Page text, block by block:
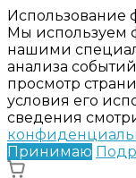
Использование
Мы используем
нашими
анализа
просмотр
условия его
сведения
Принимаю